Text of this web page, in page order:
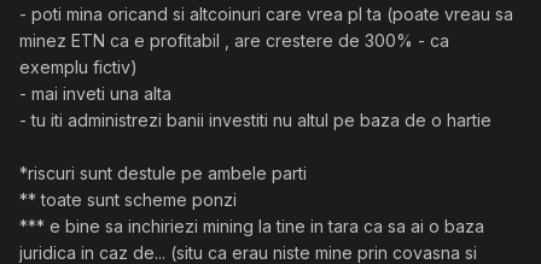
- poti mina oricand si altcoinuri care vrea pl ta (poate vreau sa
minez ETN ca e profitabil , are crestere de 300% - ca
exemplu fictiv)
- mai inveti una alta
- tu iti administrezi banii investiti nu altul pe baza de o hartie
*riscuri sunt destule pe ambele parti
** toate sunt scheme ponzi
*** e bine sa inchiriezi mining la tine in tara ca sa ai o baza
juridica in caz de... (situ ca erau niste mine prin covasna si